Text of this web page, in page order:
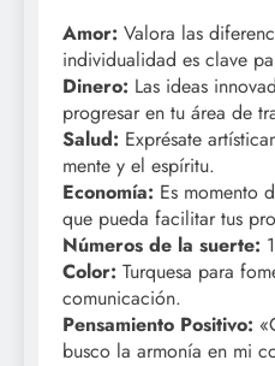
Amor: Valora las
individualidad es clave
Dinero: Las ideas
progresar en tu área de
Salud: Exprésate
mente y el espíritu.
Economía: Es momento
que pueda facilitar tus
Números de la suerte:
Color: Turquesa para
comunicación.
Pensamiento Positivo:
busco la armonía en mi